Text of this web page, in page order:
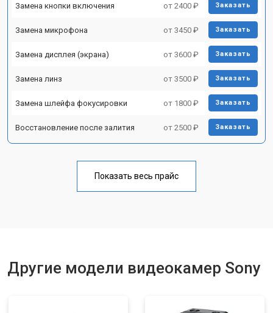
Замена кнопки включения от 2400 ₽ Заказать
Замена микрофона от 3450 ₽ Заказать
Замена дисплея (экрана) от 3600 ₽ Заказать
Замена линз от 3500 ₽ Заказать
Замена шлейфа фокусировки от 1800 ₽ Заказать
Восстановление после залития от 2500 ₽ Заказать
Показать весь прайс
Другие модели видеокамер Sony